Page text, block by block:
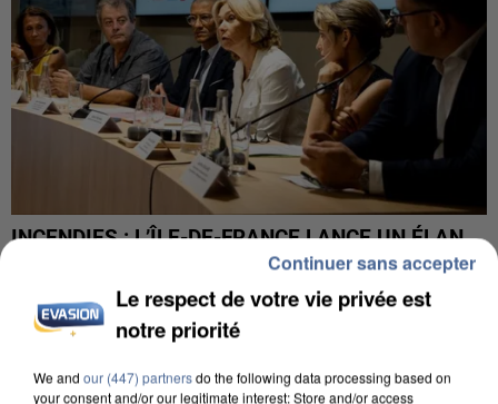
INCENDIES : L’ÎLE-DE-FRANCE LANCE UN ÉLAN
DE SOLIDARITÉ AVEC LES...
Le respect de votre vie privée est
notre priorité
We and our (447) partnersdo the following data processing based on
your consent and/or our legitimate interest: Store and/or access
Continuer sans accepter